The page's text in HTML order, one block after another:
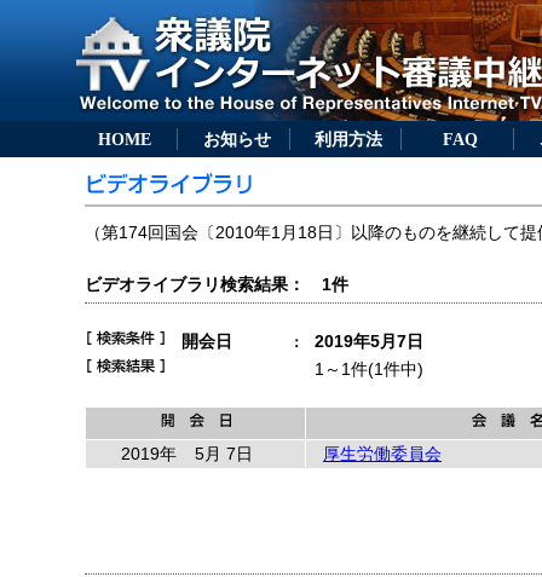
HOME お知らせ 利用方法 FAQ
（第174回国会〔2010年1月18日〕以降のものを継続して提
ビデオライブラリ検索結果： 1件
開会日 ：
2019年5月7日
1～1件(1件中)
2019年 5月 7日 厚生労働委員会